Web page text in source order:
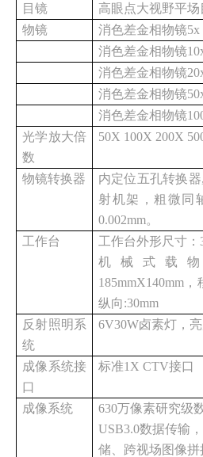
目镜
高眼点大视野平场
物镜
消色差金相物镜5x
消色差金相物镜
消色差金相物镜
消色差金相物镜
消色差金相物镜10
光学放大倍
数
50X 100X 200X
物镜转换器 内定位五孔转换器
射机架，粗微同
0.002mm。
工作台
工作台外形尺寸：
机械式载
185mmX140mm
纵向:30mm
反射照明系
统
6V30W卤素灯，
成像系统接
口
标准1X CTV接口
成像系统
630万像素研究级
USB3.0数据传输
储、跨视场图像